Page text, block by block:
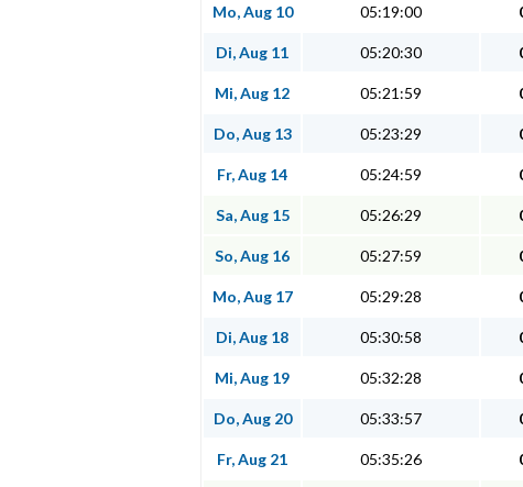
Mo, Aug 10 05:19:00
Di, Aug 11 05:20:30
Mi, Aug 12 05:21:59
Do, Aug 13 05:23:29
Fr, Aug 14 05:24:59
Sa, Aug 15 05:26:29
So, Aug 16 05:27:59
Mo, Aug 17 05:29:28
Di, Aug 18 05:30:58
Mi, Aug 19 05:32:28
Do, Aug 20 05:33:57
Fr, Aug 21 05:35:26